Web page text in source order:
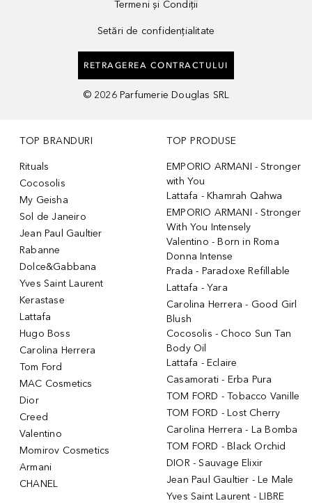
Termeni și Condiții
Setări de confidențialitate
RETRAGEREA CONTRACTULUI
© 2026 Parfumerie Douglas SRL
TOP BRANDURI
Rituals
Cocosolis
My Geisha
Sol de Janeiro
Jean Paul Gaultier
Rabanne
Dolce&Gabbana
Yves Saint Laurent
Kerastase
Lattafa
Hugo Boss
Carolina Herrera
Tom Ford
MAC Cosmetics
Dior
Creed
Valentino
Momirov Cosmetics
Armani
CHANEL
TOP PRODUSE
EMPORIO ARMANI - Stronger
with You
Lattafa - Khamrah Qahwa
EMPORIO ARMANI - Stronger
With You Intensely
Valentino - Born in Roma
Donna Intense
Prada - Paradoxe Refillable
Lattafa - Yara
Carolina Herrera - Good Girl
Blush
Cocosolis - Choco Sun Tan
Body Oil
Lattafa - Eclaire
Casamorati - Erba Pura
TOM FORD - Tobacco Vanille
TOM FORD - Lost Cherry
Carolina Herrera - La Bomba
TOM FORD - Black Orchid
DIOR - Sauvage Elixir
Jean Paul Gaultier - Le Male
Yves Saint Laurent - LIBRE